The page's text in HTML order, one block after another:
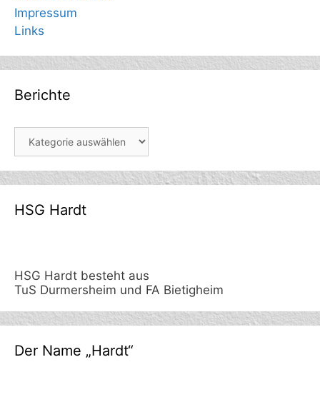
Impressum
Links
Berichte
HSG Hardt
HSG Hardt besteht aus
TuS Durmersheim und FA Bietigheim
Der Name „Hardt“